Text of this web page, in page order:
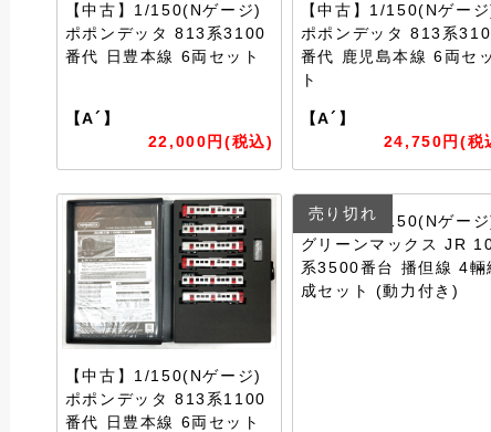
【中古】1/150(Nゲージ)
ポポンデッタ 813系3100
番代 日豊本線 6両セット
【A´】
22,000円(税込)
【中古】1/150(Nゲー
ポポンデッタ 813系
番代 鹿児島本線 6両セッ
ト
【A´】
24,750円(税
【中古】1/150(Nゲージ)
ポポンデッタ 813系1100
番代 日豊本線 6両セット
売り切れ
【中古】1/150(Nゲー
グリーンマックス JR
系3500番台 播但線 4輛
成セット (動力付き)